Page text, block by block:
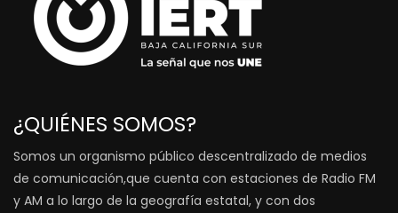
¿QUIÉNES SOMOS?
Somos un organismo público descentralizado de medios
de comunicación,que cuenta con estaciones de Radio FM
y AM a lo largo de la geografía estatal, y con dos